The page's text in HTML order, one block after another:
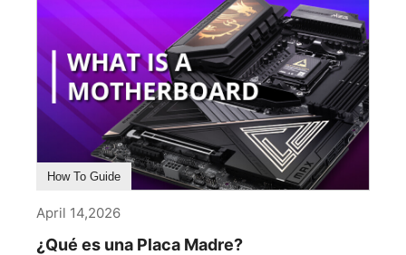
How To Guide
April 14,2026
¿Qué es una Placa Madre?